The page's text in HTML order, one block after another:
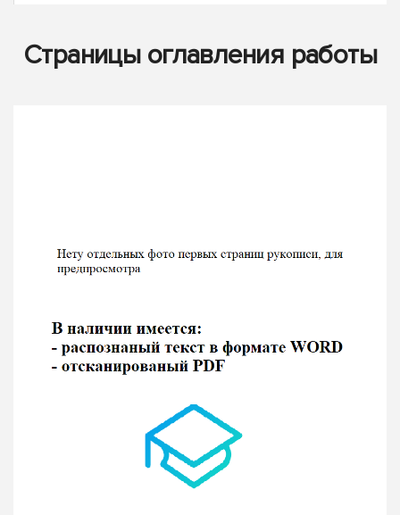
Страницы оглавления работы